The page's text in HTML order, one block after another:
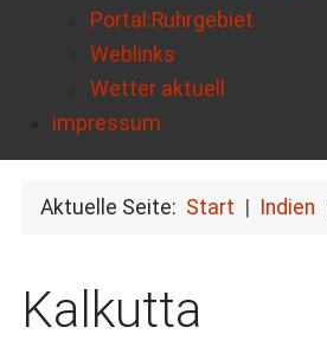
Portal:Ruhrgebiet
Weblinks
Wetter aktuell
impressum
Aktuelle Seite: Start Indien
Kalkutta